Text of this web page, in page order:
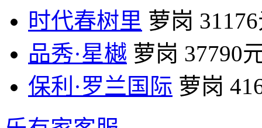
时代春树里 萝岗
品秀·星樾 萝岗 37790
保利·罗兰国际 萝岗